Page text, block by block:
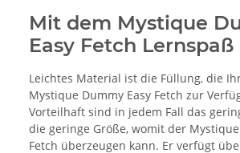
Mit dem Mystique
Easy Fetch
Leichtes Material ist die Füllung, die
Mystique Dummy Easy Fetch zur
Vorteilhaft sind in jedem Fall das
die geringe Größe, womit der
Fetch überzeugen kann. Er verfügt